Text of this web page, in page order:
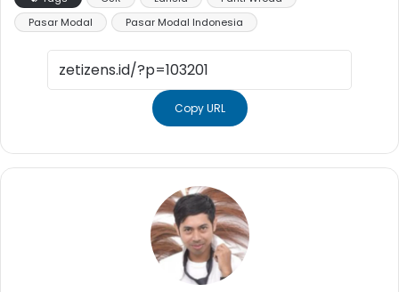
Pasar Modal
Pasar Modal Indonesia
Copy URL